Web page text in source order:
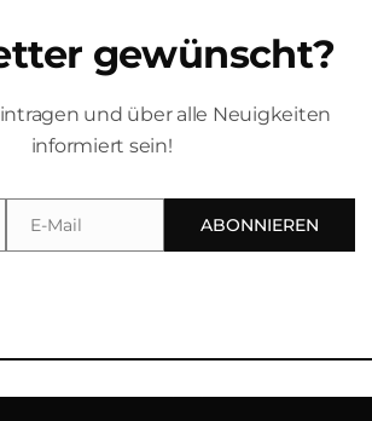
RAMBLERS
THE SOUTHSIDE RAMBLERS akustische
Ramblers“ hat sich Stefan Sommer
Navigation
gewünscht?
und über alle Neuigkeiten
informiert sein!
Email
E-Mail ABONNIEREN